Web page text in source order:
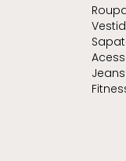
Jeans